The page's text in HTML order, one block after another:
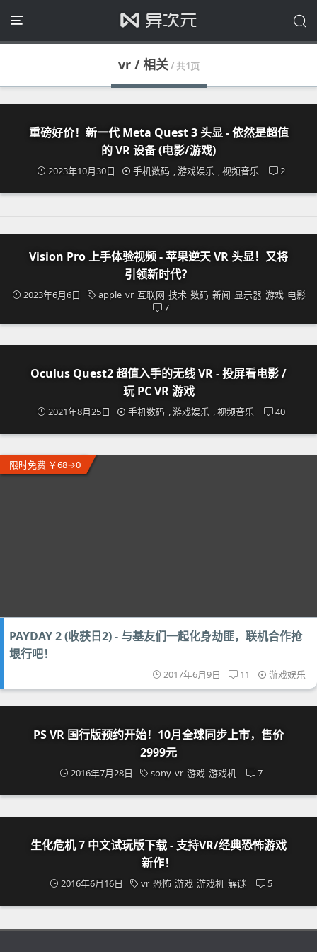
vr / 相关/ 共1页
重磅好价！新一代 Meta Quest 3 头显 - 依然是超值
的 VR 设备 (电影/游戏)
2023年10月30日 手机数码 游戏娱乐 视频音乐 2
Vision Pro 上手体验视频 - 苹果逆天 VR 头显！又将
引领新时代？
2023年6月6日 apple vr 互联网 技术 数码 新闻 显示器 游戏 电影
7
Oculus Quest2 超值入手的无线 VR - 投屏看电影 /
玩 PC VR 游戏
2021年8月25日 手机数码 游戏娱乐 视频音乐 40
限时免费 ￥68→0
PAYDAY 2 (收获日2) - 与基友们一起化身劫匪，联机合作抢
垠行吧！
2017年6月9日 11 游戏娱乐
PS VR 国行版预约开始！10月全球同步上市，售价
2999元
2016年7月28日 sony vr 游戏 游戏机 7
生化危机 7 中文试玩版下载 - 支持VR/经典恐怖游戏
新作！
2016年6月16日 vr 恐怖 游戏 游戏机 解谜 5